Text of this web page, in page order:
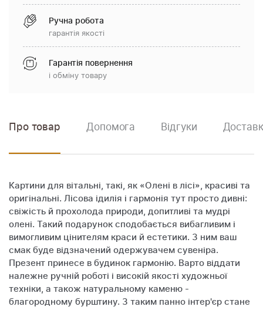
Ручна робота
гарантія якості
Гарантія повернення
і обміну товару
Про товар Допомога Відгуки
Картини для вітальні, такі, як «Олені в лісі», красиві та
оригінальні. Лісова ідилія і гармонія тут просто дивні:
свіжість й прохолода природи, допитливі та мудрі
олені. Такий подарунок сподобається вибагливим і
вимогливим цінителям краси й естетики. З ним ваш
смак буде відзначений одержувачем сувеніра.
Презент принесе в будинок гармонію. Варто віддати
належне ручній роботі і високій якості художньої
техніки, а також натуральному каменю -
благородному бурштину. З таким панно інтер'єр стане